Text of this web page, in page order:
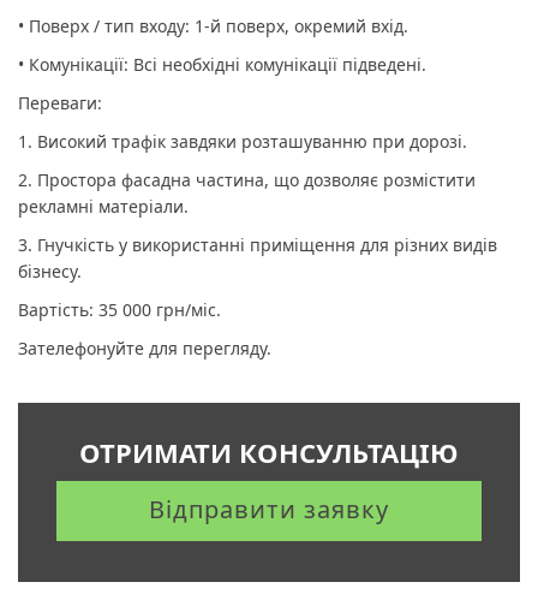
• Поверх / тип входу: 1-й поверх, окремий вхід.
• Комунікації: Всі необхідні комунікації підведені.
Переваги:
1. Високий трафік завдяки розташуванню при дорозі.
2. Простора фасадна частина, що дозволяє розмістити
рекламні матеріали.
3. Гнучкість у використанні приміщення для різних видів
бізнесу.
Вартість: 35 000 грн/міс.
Зателефонуйте для перегляду.
ОТРИМАТИ КОНСУЛЬТАЦІЮ
Відправити заявку